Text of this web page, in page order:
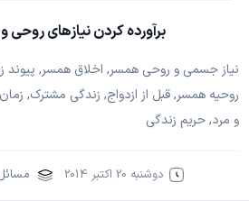
برآورده کردن نیازهای
نیاز جسمی و روحی همسر, اخلاق همسر, پیوند
روحیه همسر, قبل از ازدواج, زندگی مشترک,
و مرد, حریم زندگی
دوشنبه 20 اکتبر 2014